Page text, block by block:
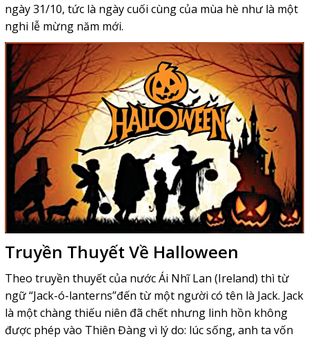
ngày 31/10, tức là ngày cuối cùng của mùa hè như là một
nghi lễ mừng năm mới.
Truyền Thuyết Về Halloween
Theo truyền thuyết của nước Ái Nhĩ Lan (Ireland) thì từ
ngữ “Jack-ó-lanterns”đến từ một người có tên là Jack. Jack
là một chàng thiếu niên đã chết nhưng linh hồn không
được phép vào Thiên Đàng vì lý do: lúc sống, anh ta vốn